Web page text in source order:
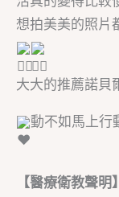
想拍美美的照片
大大的推薦諾貝
動不如馬上行
【醫療衛教聲明】